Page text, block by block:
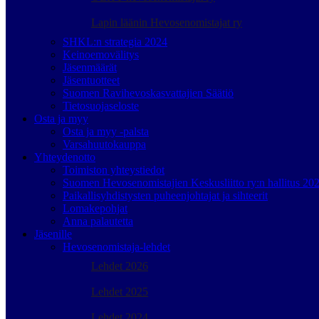
Lapin läänin Hevosenomistajat ry
SHKL:n strategia 2024
Keinoemovälitys
Jäsenmäärät
Jäsentuotteet
Suomen Ravihevoskasvattajien Säätiö
Tietosuojaseloste
Osta ja myy
Osta ja myy -palsta
Varsahuutokauppa
Yhteydenotto
Toimiston yhteystiedot
Suomen Hevosenomistajien Keskusliitto ry:n hallitus
Paikallisyhdistysten puheenjohtajat ja sihteerit
Lomakepohjat
Anna palautetta
Jäsenille
Hevosenomistaja-lehdet
Lehdet 2026
Lehdet 2025